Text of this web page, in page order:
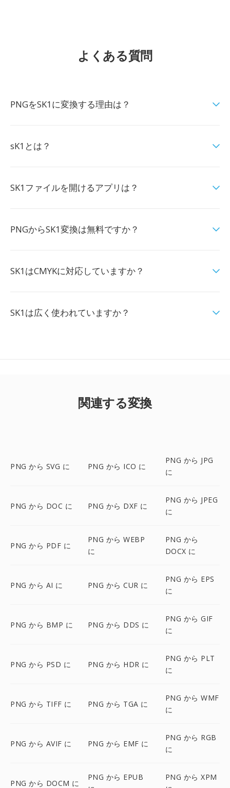
よくある質問
PNGをSK1に変換する理由は？
sK1とは？
SK1ファイルを開けるアプリは？
PNGからSK1変換は無料ですか？
SK1はCMYKに対応していますか？
SK1は広く使われていますか？
関連する変換
PNG から SVG に PNG から ICO に
PNG から JPG
に
PNG から DOC に PNG から DXF に
PNG から JPEG
に
PNG から PDF に
PNG から WEBP
に
PNG から
DOCX に
PNG から AI に PNG から CUR に
PNG から EPS
に
PNG から BMP に PNG から DDS に
PNG から GIF
に
PNG から PSD に PNG から HDR に
PNG から PLT
に
PNG から TIFF に PNG から TGA に
PNG から WMF
に
PNG から AVIF に PNG から EMF に
PNG から RGB
に
PNG から DOCM に
PNG から EPUB
PNG から XPM